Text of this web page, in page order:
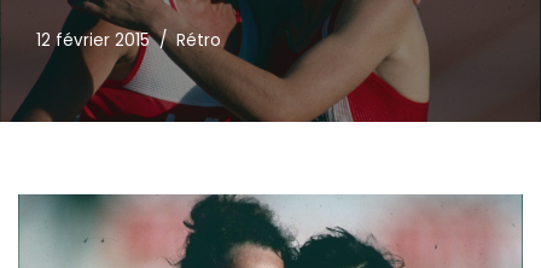
12 février 2015 Rétro